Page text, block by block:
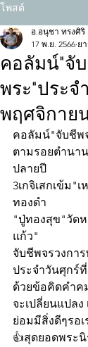
โพสต์
คอลัมน์"จั
พระ"ประจ
พฤศจิกาย
อ.อนุชา ทรงศิริ
17 พ.ย. 2566 ย
คอลัมน์"จับชีพ
ตามรอยตำนา
ปลายปี
3เกจิเสกเข้ม"
ทองดำ
"ปู่ทองสุข"วัด
แก้ว"
จับชีพจรวงกา
ประจำวันศุกร์ที่
ด้วยข้อคิดคำค
จะเปลี่ยนแปลง
ย่อมมีสิ่งดีๆรอ
👍สุดยอดพระ